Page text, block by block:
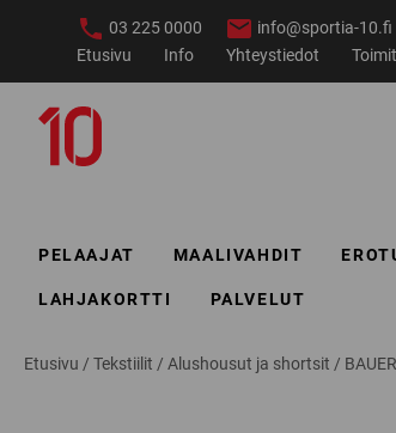
03 225 0000 info@sportia-10.fi
Etusivu
Info Yhteystiedot
PELAAJAT MAALIVAHDIT
LAHJAKORTTI PALVELUT
Etusivu / Tekstiilit / Alushousut ja shortsit /